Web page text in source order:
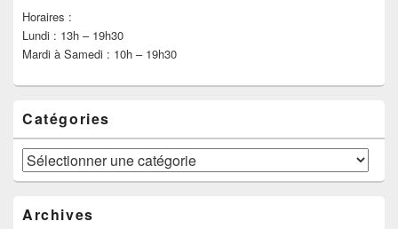
Horaires :
Lundi : 13h – 19h30
Mardi à Samedi : 10h – 19h30
Catégories
Catégories
Archives